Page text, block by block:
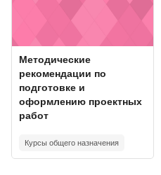
Course image
Course name
Методические
рекомендации по
подготовке и
оформлению проектных
работ
Курсы общего назначения